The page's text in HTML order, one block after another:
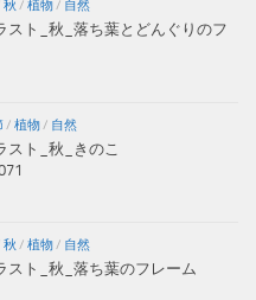
秋 / 植物/ 自然
スト_秋_落ち葉とどんぐりのフ
/ 植物/ 自然
スト_秋_きのこ
秋 / 植物/ 自然
スト_秋_落ち葉のフレーム